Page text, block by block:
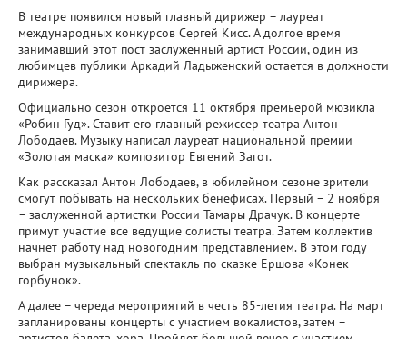
В театре появился новый главный дирижер – лауреат
международных конкурсов Сергей Кисс. А долгое время
занимавший этот пост заслуженный артист России, один из
любимцев публики Аркадий Ладыженский остается в должности
дирижера.
Официально сезон откроется 11 октября премьерой мюзикла
«Робин Гуд». Ставит его главный режиссер театра Антон
Лободаев. Музыку написал лауреат национальной премии
«Золотая маска» композитор Евгений Загот.
Как рассказал Антон Лободаев, в юбилейном сезоне зрители
смогут побывать на нескольких бенефисах. Первый – 2 ноября
– заслуженной артистки России Тамары Драчук. В концерте
примут участие все ведущие солисты театра. Затем коллектив
начнет работу над новогодним представлением. В этом году
выбран музыкальный спектакль по сказке Ершова «Конек-
горбунок».
А далее – череда мероприятий в честь 85-летия театра. На март
запланированы концерты с участием вокалистов, затем –